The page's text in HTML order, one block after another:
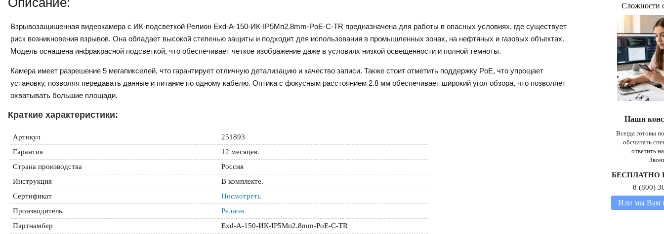
Взрывозащищенная видеокамера с ИК-подсветкой Релион Exd-А-150-ИК-IP5Мп2.8mm-PoE-С-TR предназначена для работы в опасных условиях, где существует
риск возникновения взрывов. Она обладает высокой степенью защиты и подходит для использования в промышленных зонах, на нефтяных и газовых объектах.
Модель оснащена инфракрасной подсветкой, что обеспечивает четкое изображение даже в условиях низкой освещенности и полной темноты.
Камера имеет разрешение 5 мегапикселей, что гарантирует отличную детализацию и качество записи. Также стоит отметить поддержку PoE, что упрощает
установку, позволяя передавать данные и питание по одному кабелю. Оптика с фокусным расстоянием 2.8 мм обеспечивает широкий угол обзора, что позволяет
охватывать большие площади.
Краткие характеристики:
Артикул
251893
Гарантия
12 месяцев.
Страна производства
Россия
Инструкция
В комплекте.
Сертификат
Посмотреть
Производитель
Релион
Партнамбер
Exd-А-150-ИК-IP5Мп2.8mm-PoE-С-TR
Сложности
Наши
Всегда готовы
обсчитать
ответить
БЕСПЛАТНО
8 (800)
Или мы Вам